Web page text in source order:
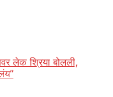
लेक श्रिया बोलली,